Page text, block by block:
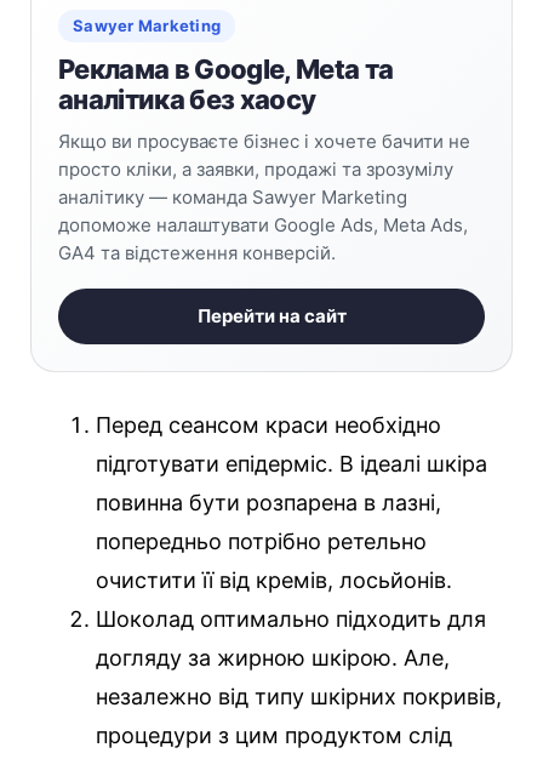
Sawyer Marketing
Реклама в Google, Meta та
аналітика без хаосу
Якщо ви просуваєте бізнес і хочете бачити не
просто кліки, а заявки, продажі та зрозумілу
аналітику — команда Sawyer Marketing
допоможе налаштувати Google Ads, Meta Ads,
GA4 та відстеження конверсій.
Перейти на сайт
Перед сеансом краси необхідно
підготувати епідерміс. В ідеалі шкіра
повинна бути розпарена в лазні,
попередньо потрібно ретельно
очистити її від кремів, лосьйонів.
Шоколад оптимально підходить для
догляду за жирною шкірою. Але,
незалежно від типу шкірних покривів,
процедури з цим продуктом слід